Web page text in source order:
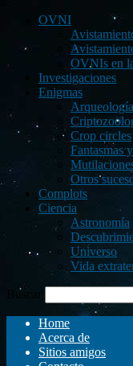
OVNI
OVNIs en
Investigaciones
Enigmas
Crop circles
Fantasmas
Otros
Complots
Ciencia
Astronomía
Universo
Vida
Buscar
Home
Acerca de
Sitios amigos